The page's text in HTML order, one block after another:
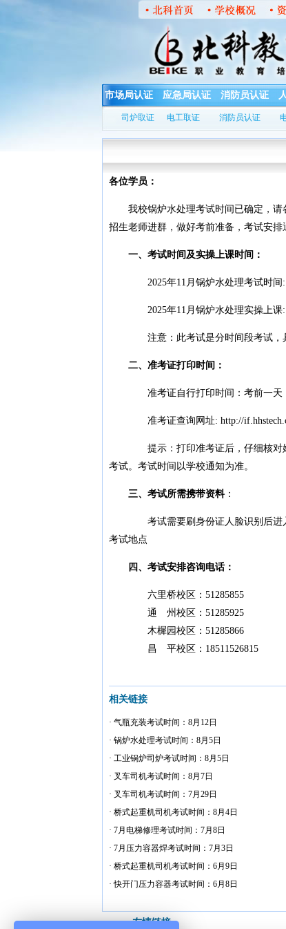
市场局认证 应急局认证 消防员认证
司炉取证 电工取证 消防员认证
各位学员：
我校锅炉水处理考试时间已确定，请
招生老师进群，做好考前准备，考试安排
一、考试时间及实操上课时间：
2025年11月锅炉水处理考试时间
2025年11月锅炉水处理实操上课
注意：此考试是分时间段考试，具体
二、准考证打印时间：
准考证自行打印时间：考前一天
准考证查询网址: http://
提示：打印准考证后，仔细核对姓名
考试。考试时间以学校通知为准。
三、考试所需携带资料：
考试需要刷身份证人脸识别后进入考
考试地点
四、考试安排咨询电话：
六里桥校区：51285855
通 州校区：51285925
木樨园校区：51285866
昌 平校区：18511526815
相关链接
· 气瓶充装考试时间：8月12日
· 锅炉水处理考试时间：8月5日
· 工业锅炉司炉考试时间：8月5日
· 叉车司机考试时间：8月7日
· 叉车司机考试时间：7月29日
· 桥式起重机司机考试时间：8月4日
· 7月电梯修理考试时间：7月8日
· 7月压力容器焊考试时间：7月3日
· 桥式起重机司机考试时间：6月9日
· 快开门压力容器考试时间：6月8日
友情链接